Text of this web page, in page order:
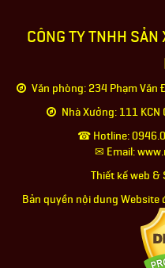
CÔNG TY TNHH
Văn phòng: 234 Phạm Văn
Nhà Xưởng: 111
☎ Hotline:
✉ Email:
Thiết kế web
Bản quyền nội dung Website